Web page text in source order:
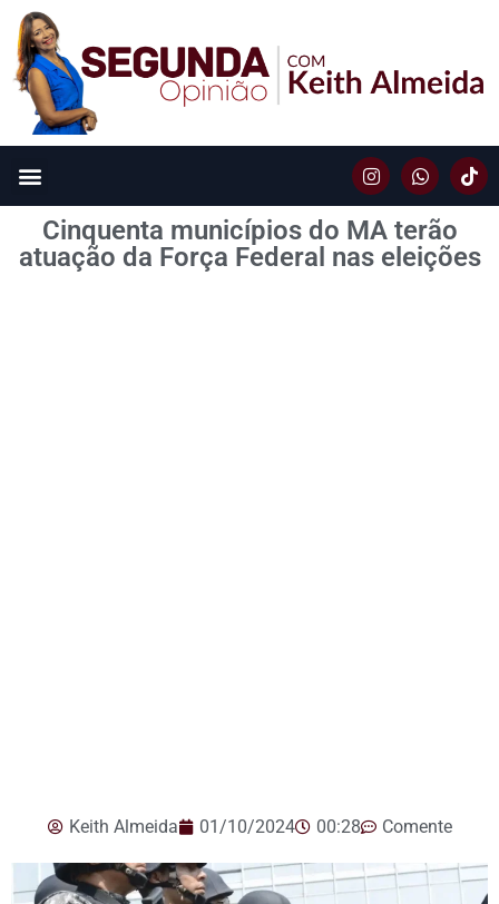
Cinquenta municípios do MA terão
atuação da Força Federal nas eleições
Keith Almeida 01/10/2024 00:28 Comente